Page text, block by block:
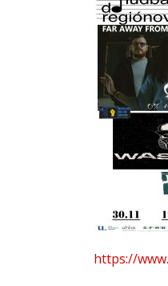
https://